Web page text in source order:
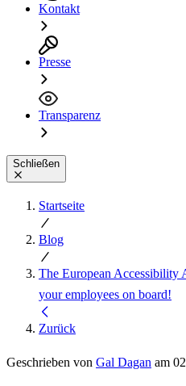
Kontakt
Presse
Transparenz
Schließen
Startseite
Blog
The European
your employees on board!
Zurück
Geschrieben von Gal Dagan am